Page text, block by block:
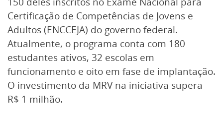
Certificação de Competências de Jovens e
Adultos (ENCCEJA) do governo federal.
Atualmente, o programa conta com 180
estudantes ativos, 32 escolas em
funcionamento e oito em fase de implantação.
O investimento da MRV na iniciativa supera
R$ 1 milhão.